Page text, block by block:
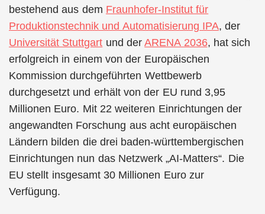
bestehend aus dem Fraunhofer-Institut für
Produktionstechnik und Automatisierung IPA, der
Universität Stuttgart und derARENA 2036, hat sich
erfolgreich in einem von der Europäischen
Kommission durchgeführten Wettbewerb
durchgesetzt und erhält von der EU rund 3,95
Millionen Euro. Mit 22 weiteren Einrichtungen der
angewandten Forschung aus acht europäischen
Ländern bilden die drei baden-württembergischen
Einrichtungen nun das Netzwerk „AI-Matters“. Die
EU stellt insgesamt 30 Millionen Euro zur
Verfügung.